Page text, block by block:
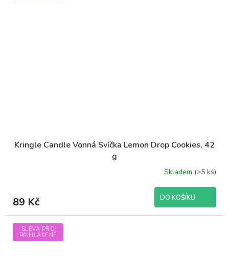
Kringle Candle Vonná Svíčka Lemon Drop Cookies, 42
g
Skladem (>5 ks)
89 Kč DO KOŠÍKU
SLEVA PRO
PŘIHLÁŠENÉ